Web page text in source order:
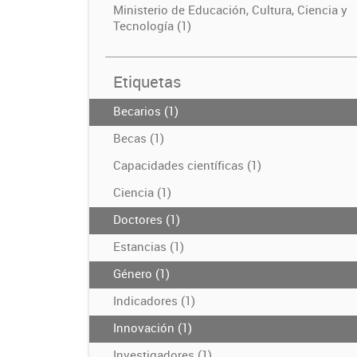
Ministerio de Educación, Cultura, Ciencia y
Tecnología (1)
Etiquetas
Becarios (1)
Becas (1)
Capacidades científicas (1)
Ciencia (1)
Doctores (1)
Estancias (1)
Género (1)
Indicadores (1)
Innovación (1)